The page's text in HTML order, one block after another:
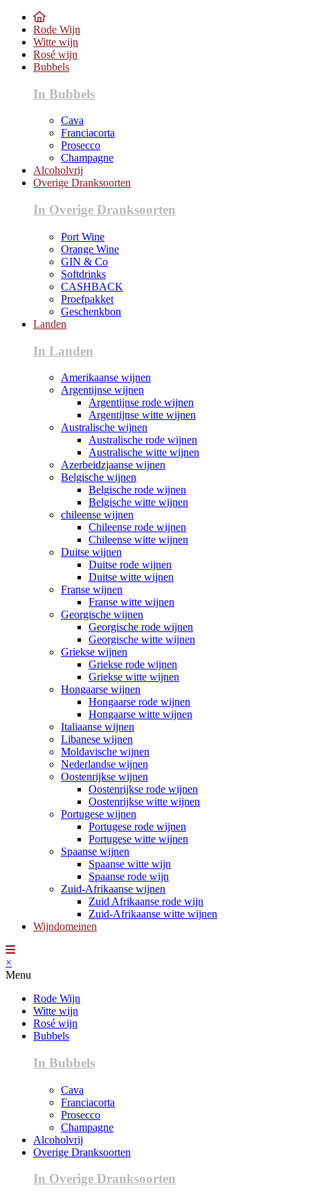
Rode Wijn
Witte wijn
Rosé wijn
Bubbels
In Bubbels
Cava
Franciacorta
Prosecco
Champagne
Alcoholvrij
Overige Dranksoorten
In Overige Dranksoorten
Port Wine
Orange Wine
GIN & Co
Softdrinks
CASHBACK
Proefpakket
Geschenkbon
Landen
In Landen
Amerikaanse wijnen
Argentijnse wijnen
Argentijnse rode wijnen
Argentijnse witte wijnen
Australische wijnen
Australische rode wijnen
Australische witte wijnen
Azerbeidzjaanse wijnen
Belgische wijnen
Belgische rode wijnen
Belgische witte wijnen
chileense wijnen
Chileense rode wijnen
Chileense witte wijnen
Duitse wijnen
Duitse rode wijnen
Duitse witte wijnen
Franse wijnen
Franse witte wijnen
Georgische wijnen
Georgische rode wijnen
Georgische witte wijnen
Griekse wijnen
Griekse rode wijnen
Griekse witte wijnen
Hongaarse wijnen
Hongaarse rode wijnen
Hongaarse witte wijnen
Italiaanse wijnen
Libanese wijnen
Moldavische wijnen
Nederlandse wijnen
Oostenrijkse wijnen
Oostenrijkse rode wijnen
Oostenrijkse witte wijnen
Portugese wijnen
Portugese rode wijnen
Portugese witte wijnen
Spaanse wijnen
Spaanse witte wijn
Spaanse rode wijn
Zuid-Afrikaanse wijnen
Zuid Afrikaanse rode wijn
Zuid-Afrikaanse witte wijnen
Wijndomeinen
×
Menu
Rode Wijn
Witte wijn
Rosé wijn
Bubbels
In Bubbels
Cava
Franciacorta
Prosecco
Champagne
Alcoholvrij
Overige Dranksoorten
In Overige Dranksoorten